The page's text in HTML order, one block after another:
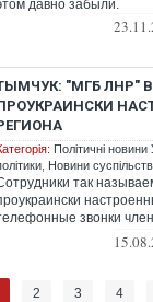
давно забыли.
"МГБ ЛНР"
Політичні новини
Новини
так
звонки
2 3 4